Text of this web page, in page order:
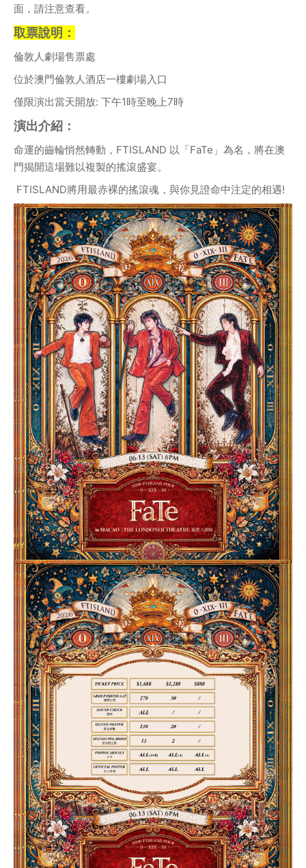
面，請注意查看。
取票說明：
倫敦人劇場售票處
位於澳門倫敦人酒店一樓劇場入口
僅限演出當天開放: 下午1時至晚上7時
演出介紹：
命運的齒輪悄然轉動，FTISLAND 以「FaTe」為名，將在澳
門揭開這場難以複製的搖滾盛宴。
FTISLAND將用最赤裸的搖滾魂，與你見證命中注定的相遇!